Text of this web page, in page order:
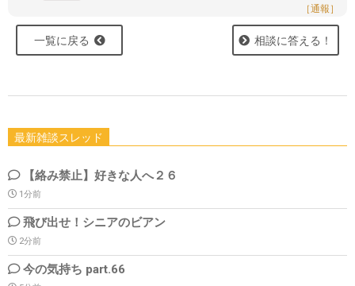
［通報］
一覧に戻る 相談に答える！
最新雑談スレッド
【絡み禁止】好きな人へ２６
1分前
飛び出せ！シニアのビアン
2分前
今の気持ち part.66